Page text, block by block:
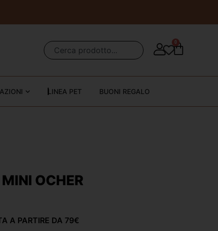
0
LINEA PET BUONI REGALO
OCHER
A PARTIRE DA 79€